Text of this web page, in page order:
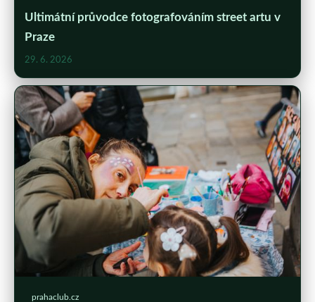
Ultimátní průvodce fotografováním street artu v
Praze
29. 6. 2026
prahaclub.cz